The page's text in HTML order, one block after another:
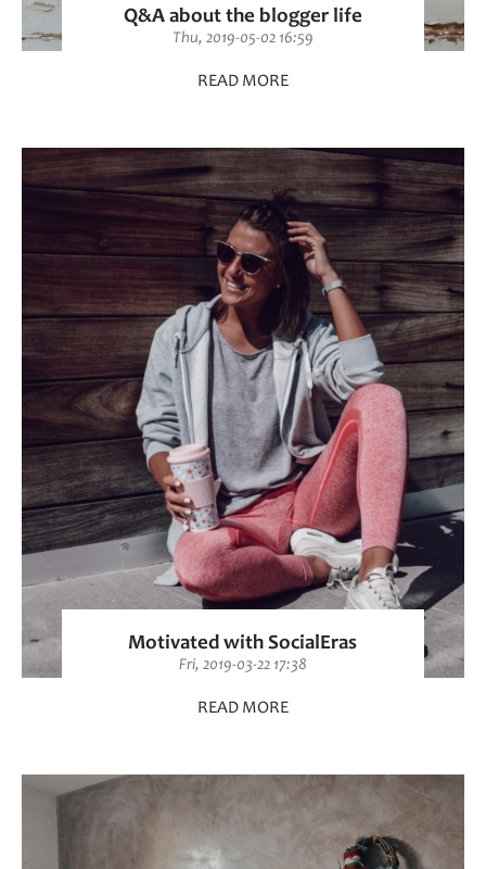
Q&A about the blogger life
Thu, 2019-05-02 16:59
READ MORE
Motivated with SocialEras
Fri, 2019-03-22 17:38
READ MORE